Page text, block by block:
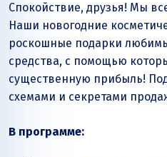
Спокойствие, друзья! Мы
Наши новогодние
роскошные подарки
средства, с помощью
существенную прибыль!
схемами и секретами
В программе: